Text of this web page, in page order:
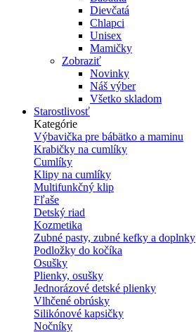
Dievčatá
Chlapci
Unisex
Mamičky
Zobraziť
Novinky
Náš výber
Všetko skladom
Starostlivosť
Kategórie
Výbavička pre bábätko a maminu
Krabičky na cumlíky
Cumlíky
Klipy na cumlíky
Multifunkčný klip
Fľaše
Detský riad
Kozmetika
Zubné pasty, zubné kefky a doplnky
Podložky do kočíka
Osušky
Plienky, osušky
Jednorázové detské plienky
Vlhčené obrúsky
Silikónové kapsičky
Nočníky